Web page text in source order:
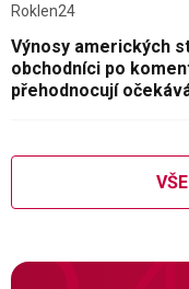
Roklen24
Výnosy amerických
obchodníci po
přehodnocují